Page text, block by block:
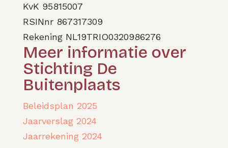
KvK 95815007
RSINnr 867317309
Rekening NL19TRIO0320986276
Meer informatie over
Stichting De
Buitenplaats
Beleidsplan 2025
Jaarverslag 2024
Jaarrekening 2024